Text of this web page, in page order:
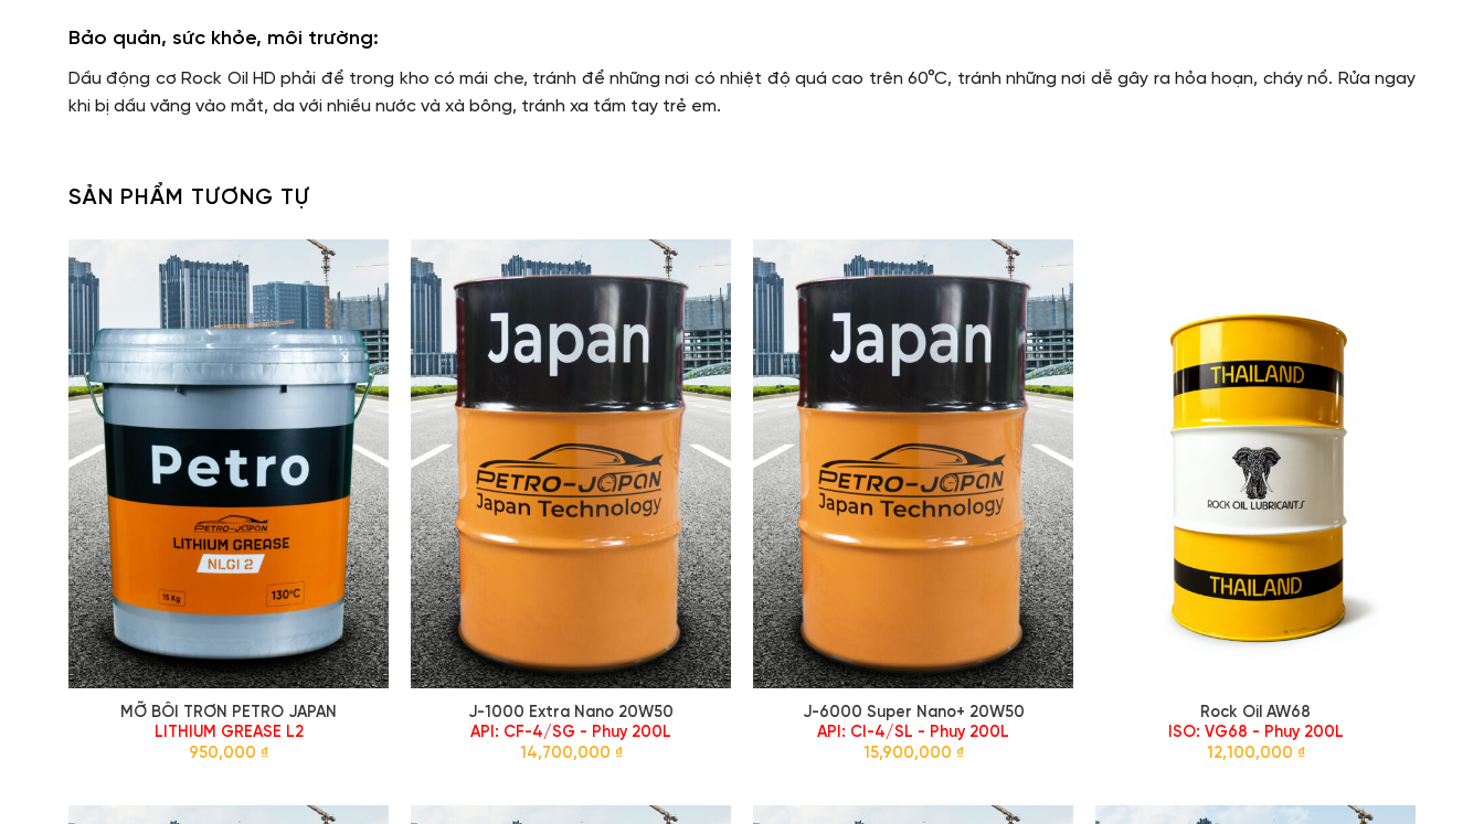
Bảo quản, sức khỏe, môi trường:
Dầu động cơ Rock Oil HD phải để trong kho có mái che, tránh để những nơi có nhiệt độ quá cao trên 60°C, tránh những nơi dễ gây ra hỏa hoạn, cháy nổ. Rửa ngay
khi bị dầu văng vào mắt, da với nhiều nước và xà bông, tránh xa tầm tay trẻ em.
SẢN PHẨM TƯƠNG TỰ
MỠ BÔI TRƠN PETRO JAPAN
LITHIUM GREASE L2
950,000 ₫
J-1000 Extra Nano 20W50
API: CF-4/SG - Phuy 200L
14,700,000 ₫
J-6000 Super Nano+ 20W50
API: CI-4/SL - Phuy 200L
15,900,000 ₫
Rock Oil AW68
ISO: VG68 - Phuy 200L
12,100,000 ₫